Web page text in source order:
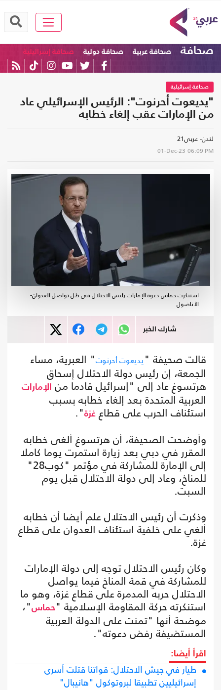
صحافة صحافة عربية صحافة دولية صحافة إسرائيلية
صحافة إسرائيلية
"يديعوت أحرنوت": الرئيس الإسرائيلي عاد
من الإمارات عقب إلغاء خطابه
لندن- عربي21
01-Dec-23 06:09 PM
استنكرت حماس دعوة الإمارات رئيس الاحتلال في ظل تواصل العدوان-
الأناضول
شارك الخبر
قالت صحيفة " يديعوت أحرنوت" العبرية، مساء
الجمعة، إن رئيس دولة الاحتلال إسحاق
هرتسوغ عاد إلى "إسرائيل قادما من الإمارات
العربية المتحدة بعد إلغاء خطابه بسبب
استئناف الحرب على قطاع غزة".
وأوضحت الصحيفة، أن هرتسوغ ألغى خطابه
المقرر في دبي بعد زيارة استمرت يوما كاملا
إلى الإمارة للمشاركة في مؤتمر "كوب28"
للمناخ، وعاد إلى دولة الاحتلال قبل يوم
السبت.
وذكرت أن رئيس الاحتلال علم أيضا أن خطابه
ألغي على خلفية استئناف العدوان على قطاع
غزة.
وكان رئيس الاحتلال توجه إلى دولة الإمارات
للمشاركة في قمة المناخ فيما يواصل
الاحتلال حربه المدمرة على قطاع غزة، وهو ما
استنكرته حركة المقاومة الإسلامية "حماس"،
موضحة أنها "تمنت على الدولة العربية
المستضيفة رفض دعوته".
اقرأ أيضا:
طيار في جيش الاحتلال: قواتنا قتلت أسرى
إسرائيليين تطبيقا لبروتوكول "هانيبال"